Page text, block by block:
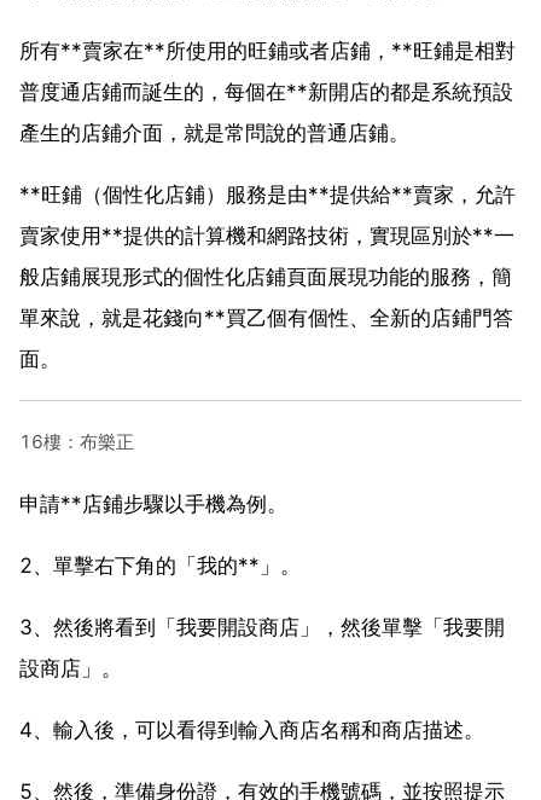
所有**賣家在**所使用的旺鋪或者店鋪，**旺鋪是相對
普度通店鋪而誕生的，每個在**新開店的都是系統預設
產生的店鋪介面，就是常問說的普通店鋪。
**旺鋪（個性化店鋪）服務是由**提供給**賣家，允許
賣家使用**提供的計算機和網路技術，實現區別於**一
般店鋪展現形式的個性化店鋪頁面展現功能的服務，簡
單來說，就是花錢向**買乙個有個性、全新的店鋪門答
面。
16樓：布樂正
申請**店鋪步驟以手機為例。
2、單擊右下角的「我的**」。
3、然後將看到「我要開設商店」，然後單擊「我要開
設商店」。
4、輸入後，可以看得到輸入商店名稱和商店描述。
5、然後，準備身份證，有效的手機號碼，並按照提示